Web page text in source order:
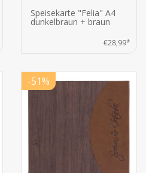
Speisekarte "Felia" A4
dunkelbraun + braun
€28,99*
-51%